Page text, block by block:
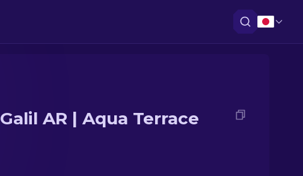
Galil AR | Aqua Terrace